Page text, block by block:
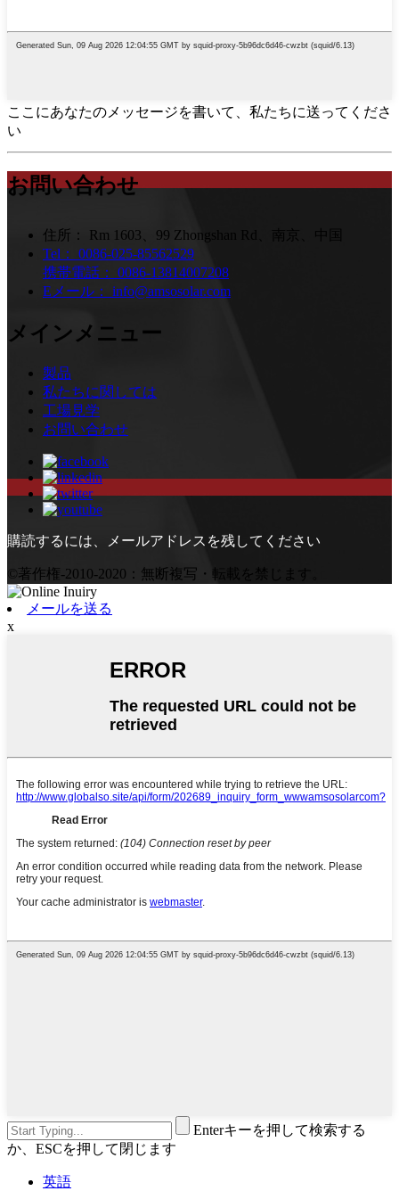
ここにあなたのメッセージを書いて、私たちに送ってくださ
い
お問い合わせ
住所： Rm 1603、99 Zhongshan Rd、南京、中国
Tel： 0086-025-85562529
携帯電話： 0086-13814007208
Eメール： info@amsosolar.com
メインメニュー
製品
私たちに関しては
工場見学
お問い合わせ
購読するには、メールアドレスを残してください
©著作権-2010-2020：無断複写・転載を禁じます。
メールを送る
x
Enterキーを押して検索する
か、ESCを押して閉じます
英語